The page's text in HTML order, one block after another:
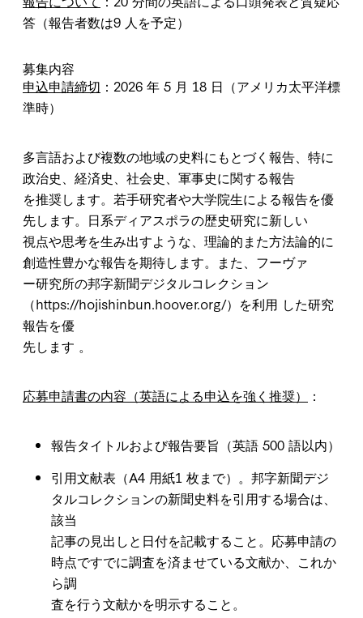
答（報告者数は9 人を予定）
募集内容
申込申請締切 ：2026 年 5 月 18 日（アメリカ太平洋標
準時）
多言語および複数の地域の史料にもとづく報告、特に
政治史、経済史、社会史、軍事史に関する報告
を推奨します。若手研究者や大学院生による報告を優
先します。日系ディアスポラの歴史研究に新しい
視点や思考を生み出すような、理論的また方法論的に
創造性豊かな報告を期待します。また、フーヴァ
ー研究所の邦字新聞デジタルコレクション
（https://hojishinbun.hoover.org/）を利用 した研究
報告を優
先します 。
応募申請書の内容（英語による申込を強く推奨） ：
報告タイトルおよび報告要旨（英語 500 語以内）
引用文献表（A4 用紙1 枚まで）。邦字新聞デジ
タルコレクションの新聞史料を引用する場合は、
該当
記事の見出しと日付を記載すること。応募申請の
時点ですでに調査を済ませている文献か、これか
ら調
査を行う文献かを明示すること。